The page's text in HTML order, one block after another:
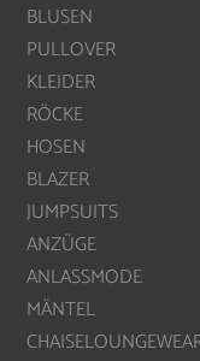
BLUSEN
PULLOVER
KLEIDER
RÖCKE
HOSEN
BLAZER
JUMPSUITS
ANZÜGE
ANLASSMODE
MÄNTEL